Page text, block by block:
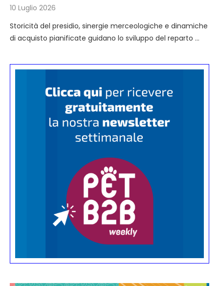
10 Luglio 2026
Storicità del presidio, sinergie merceologiche e dinamiche
di acquisto pianificate guidano lo sviluppo del reparto …